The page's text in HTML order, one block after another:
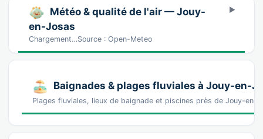
Météo & qualité de l'air — Jouy-
en-Josas
Chargement…Source : Open-Meteo
Baignades & plages fluviales à Jouy-en-
Plages fluviales, lieux de baignade et piscines près de Jouy-en-